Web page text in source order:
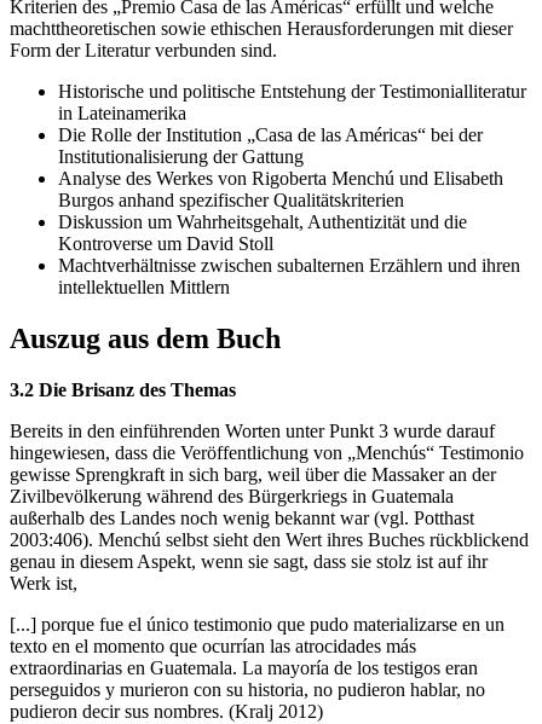
Kriterien des „Premio Casa de las Américas“ erfüllt und welche
machttheoretischen sowie ethischen Herausforderungen mit dieser
Form der Literatur verbunden sind.
Historische und politische Entstehung der Testimonialliteratur
in Lateinamerika
Die Rolle der Institution „Casa de las Américas“ bei der
Institutionalisierung der Gattung
Analyse des Werkes von Rigoberta Menchú und Elisabeth
Burgos anhand spezifischer Qualitätskriterien
Diskussion um Wahrheitsgehalt, Authentizität und die
Kontroverse um David Stoll
Machtverhältnisse zwischen subalternen Erzählern und ihren
intellektuellen Mittlern
Auszug aus dem Buch
3.2 Die Brisanz des Themas
Bereits in den einführenden Worten unter Punkt 3 wurde darauf
hingewiesen, dass die Veröffentlichung von „Menchús“ Testimonio
gewisse Sprengkraft in sich barg, weil über die Massaker an der
Zivilbevölkerung während des Bürgerkriegs in Guatemala
außerhalb des Landes noch wenig bekannt war (vgl. Potthast
2003:406). Menchú selbst sieht den Wert ihres Buches rückblickend
genau in diesem Aspekt, wenn sie sagt, dass sie stolz ist auf ihr
Werk ist,
[...] porque fue el único testimonio que pudo materializarse en un
texto en el momento que ocurrían las atrocidades más
extraordinarias en Guatemala. La mayoría de los testigos eran
perseguidos y murieron con su historia, no pudieron hablar, no
pudieron decir sus nombres. (Kralj 2012)